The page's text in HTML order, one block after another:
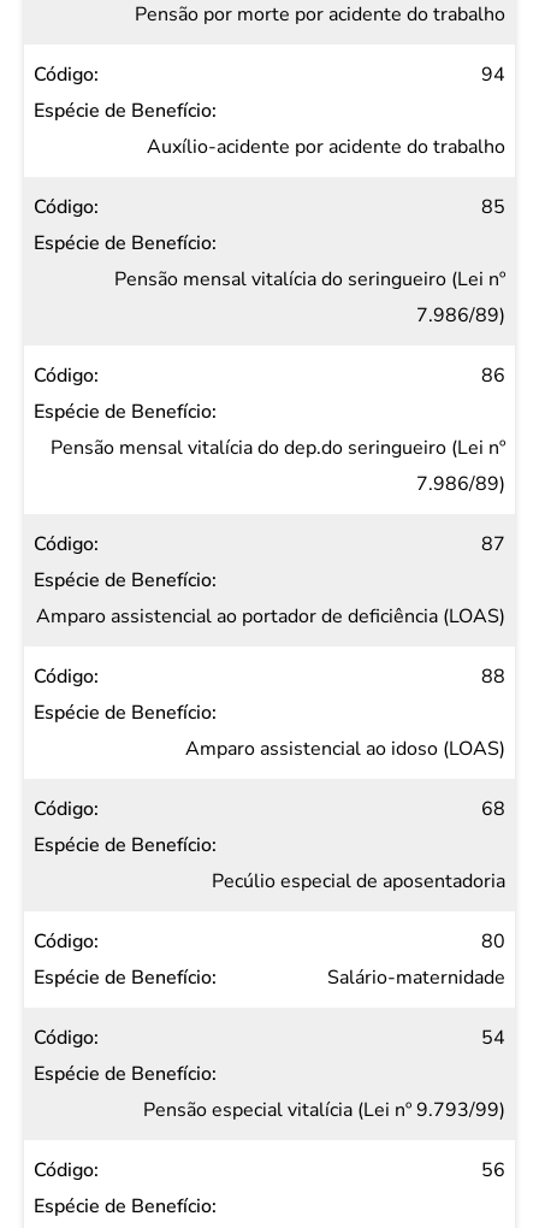
Pensão por morte por acidente do trabalho
94
Auxílio-acidente por acidente do trabalho
85
Pensão mensal vitalícia do seringueiro (Lei nº
7.986/89)
86
Pensão mensal vitalícia do dep.do seringueiro (Lei nº
7.986/89)
87
Amparo assistencial ao portador de deficiência (LOAS)
88
Amparo assistencial ao idoso (LOAS)
68
Pecúlio especial de aposentadoria
80
Salário-maternidade
54
Pensão especial vitalícia (Lei nº 9.793/99)
56